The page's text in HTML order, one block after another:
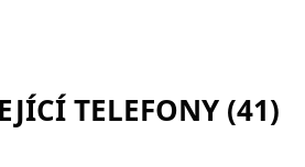
TELEFONY (41)